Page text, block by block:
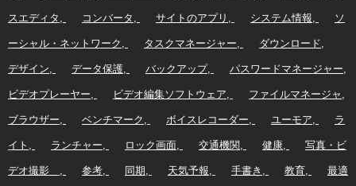
スエディタ コンバータ サイトのアプリ システム情報 ソ
ーシャル・ネットワーク タスクマネージャー ダウンロード
デザイン データ保護 バックアップ パスワードマネージャー
ビデオプレーヤー ビデオ編集ソフトウェア ファイルマネージャ
ブラウザー ベンチマーク ボイスレコーダー ユーモア ラ
イト ランチャー ロック画面 交通機関 健康 写真・ビ
デオ撮影 参考 同期 天気予報 手書き 教育 最適